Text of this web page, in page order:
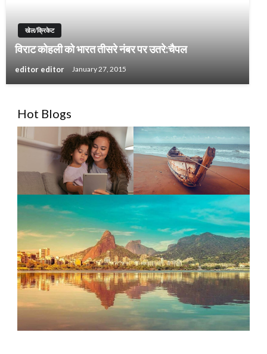
खेल/क्रिकेट
विराट कोहली को भारत तीसरे नंबर पर उतरे:चैपल
editor editor January 27, 2015
Hot Blogs